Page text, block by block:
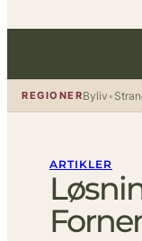
REGIONERByliv•
ARTIKLER